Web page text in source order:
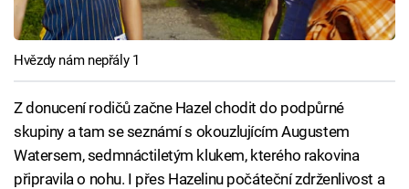
Hvězdy nám nepřály 1
Z donucení rodičů začne Hazel chodit do podpůrné
skupiny a tam se seznámí s okouzlujícím Augustem
Watersem, sedmnáctiletým klukem, kterého rakovina
připravila o nohu. I přes Hazelinu počáteční zdrženlivost a